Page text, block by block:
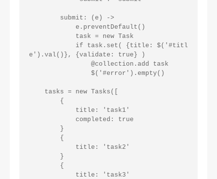
e').val()}, {validate: true} )